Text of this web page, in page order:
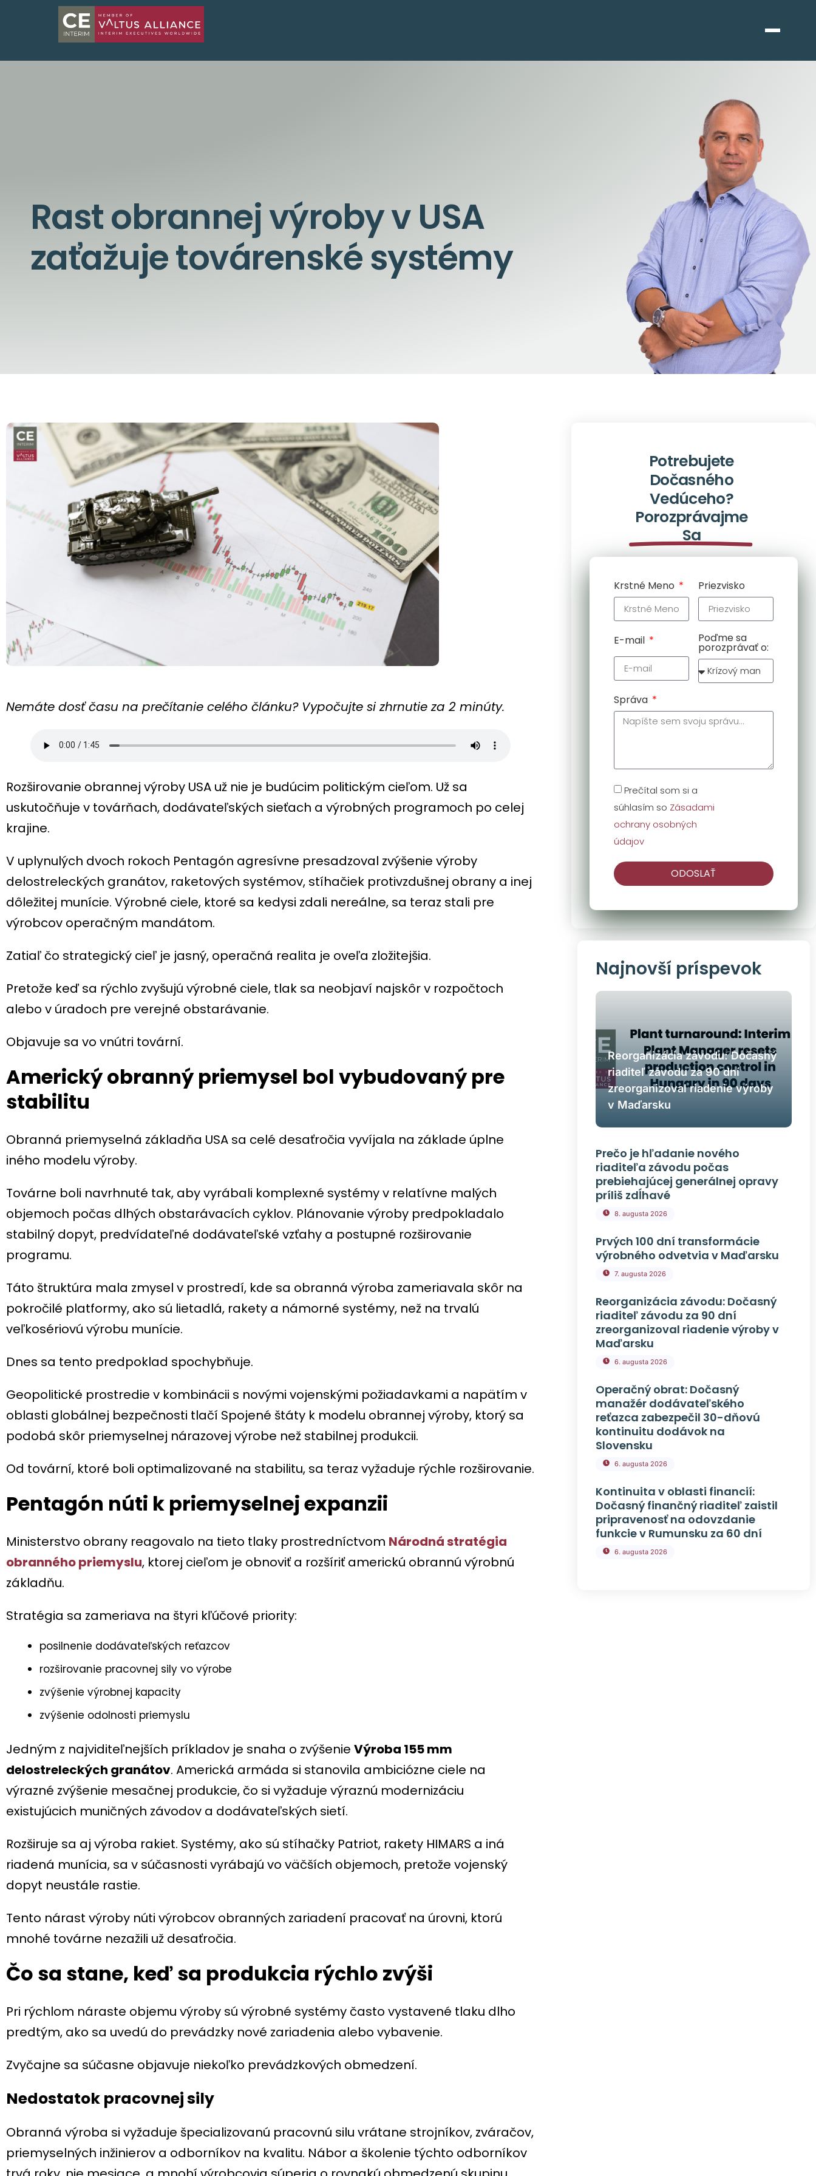
Rast obrannej výroby v USA
zaťažuje továrenské systémy
Nemáte dosť času na prečítanie celého článku? Vypočujte si zhrnutie za 2 minúty.
Rozširovanie obrannej výroby USA už nie je budúcim politickým cieľom. Už sa
uskutočňuje v továrňach, dodávateľských sieťach a výrobných programoch po celej
krajine.
V uplynulých dvoch rokoch Pentagón agresívne presadzoval zvýšenie výroby
delostreleckých granátov, raketových systémov, stíhačiek protivzdušnej obrany a inej
dôležitej munície. Výrobné ciele, ktoré sa kedysi zdali nereálne, sa teraz stali pre
výrobcov operačným mandátom.
Zatiaľ čo strategický cieľ je jasný, operačná realita je oveľa zložitejšia.
Pretože keď sa rýchlo zvyšujú výrobné ciele, tlak sa neobjaví najskôr v rozpočtoch
alebo v úradoch pre verejné obstarávanie.
Objavuje sa vo vnútri tovární.
Americký obranný priemysel bol vybudovaný pre
stabilitu
Obranná priemyselná základňa USA sa celé desaťročia vyvíjala na základe úplne
iného modelu výroby.
Továrne boli navrhnuté tak, aby vyrábali komplexné systémy v relatívne malých
objemoch počas dlhých obstarávacích cyklov. Plánovanie výroby predpokladalo
stabilný dopyt, predvídateľné dodávateľské vzťahy a postupné rozširovanie
programu.
Táto štruktúra mala zmysel v prostredí, kde sa obranná výroba zameriavala skôr na
pokročilé platformy, ako sú lietadlá, rakety a námorné systémy, než na trvalú
veľkosériovú výrobu munície.
Dnes sa tento predpoklad spochybňuje.
Geopolitické prostredie v kombinácii s novými vojenskými požiadavkami a napätím v
oblasti globálnej bezpečnosti tlačí Spojené štáty k modelu obrannej výroby, ktorý sa
podobá skôr priemyselnej nárazovej výrobe než stabilnej produkcii.
Od tovární, ktoré boli optimalizované na stabilitu, sa teraz vyžaduje rýchle rozširovanie.
Pentagón núti k priemyselnej expanzii
Ministerstvo obrany reagovalo na tieto tlaky prostredníctvom Národná stratégia
obranného priemyslu, ktorej cieľom je obnoviť a rozšíriť americkú obrannú výrobnú
základňu.
Stratégia sa zameriava na štyri kľúčové priority:
posilnenie dodávateľských reťazcov
rozširovanie pracovnej sily vo výrobe
zvýšenie výrobnej kapacity
zvýšenie odolnosti priemyslu
Jedným z najviditeľnejších príkladov je snaha o zvýšenie Výroba 155 mm
delostreleckých granátov. Americká armáda si stanovila ambiciózne ciele na
výrazné zvýšenie mesačnej produkcie, čo si vyžaduje výraznú modernizáciu
existujúcich muničných závodov a dodávateľských sietí.
Rozširuje sa aj výroba rakiet. Systémy, ako sú stíhačky Patriot, rakety HIMARS a iná
riadená munícia, sa v súčasnosti vyrábajú vo väčších objemoch, pretože vojenský
dopyt neustále rastie.
Tento nárast výroby núti výrobcov obranných zariadení pracovať na úrovni, ktorú
mnohé továrne nezažili už desaťročia.
Čo sa stane, keď sa produkcia rýchlo zvýši
Pri rýchlom náraste objemu výroby sú výrobné systémy často vystavené tlaku dlho
predtým, ako sa uvedú do prevádzky nové zariadenia alebo vybavenie.
Zvyčajne sa súčasne objavuje niekoľko prevádzkových obmedzení.
Nedostatok pracovnej sily
Obranná výroba si vyžaduje špecializovanú pracovnú silu vrátane strojníkov, zváračov,
priemyselných inžinierov a odborníkov na kvalitu. Nábor a školenie týchto odborníkov
Potrebujete
Dočasného
Vedúceho?
Porozprávajme
Sa
Krstné Meno Priezvisko
E-mail Poďme sa
porozprávať o:
Správa
Prečítal som si a
súhlasím so Zásadami
ochrany osobných
údajov
ODOSLAŤ
Najnovší príspevok
Reorganizácia závodu: Dočasný
riaditeľ závodu za 90 dní
zreorganizoval riadenie výroby
v Maďarsku
Prečo je hľadanie nového
riaditeľa závodu počas
prebiehajúcej generálnej opravy
príliš zdĺhavé
8. augusta 2026
Prvých 100 dní transformácie
výrobného odvetvia v Maďarsku
7. augusta 2026
Reorganizácia závodu: Dočasný
riaditeľ závodu za 90 dní
zreorganizoval riadenie výroby v
Maďarsku
6. augusta 2026
Operačný obrat: Dočasný
manažér dodávateľského
reťazca zabezpečil 30-dňovú
kontinuitu dodávok na
Slovensku
6. augusta 2026
Kontinuita v oblasti financií:
Dočasný finančný riaditeľ zaistil
pripravenosť na odovzdanie
funkcie v Rumunsku za 60 dní
6. augusta 2026